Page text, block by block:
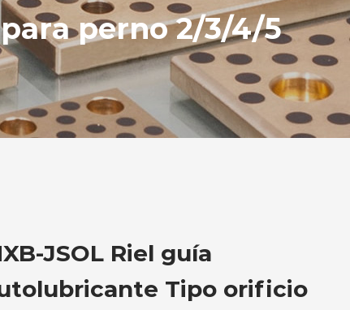
perno 2/3/4/5
JSOL Riel guía
Tipo orificio